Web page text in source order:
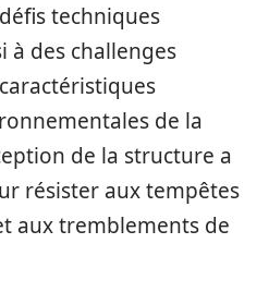
techniques
à des challenges
de la
de la structure a
résister aux tempêtes
aux tremblements de